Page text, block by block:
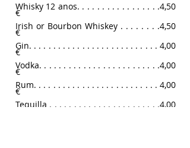
Whisky 12 anos. . . . . . . . . . . . . . . . .4,50
€
Irish or Bourbon Whiskey . . . . . . . .4,50
€
Gin. . . . . . . . . . . . . . . . . . . . . . . . . . . 4,00
€
Vodka. . . . . . . . . . . . . . . . . . . . . . . . .4,00
€
Rum. . . . . . . . . . . . . . . . . . . . . . . . . . 4,00
€
Tequilla . . . . . . . . . . . . . . . . . . . . . . .4,00
€